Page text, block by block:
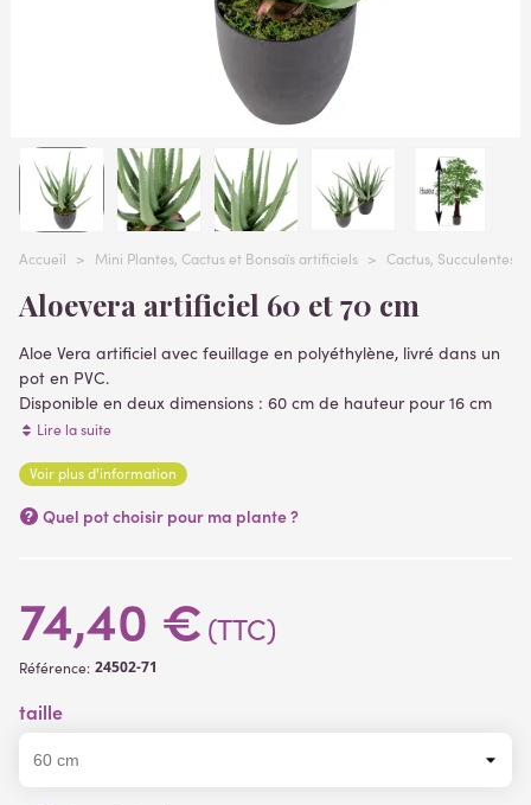
Accueil > Mini Plantes, Cactus et Bonsaïs artificiels > Cactus, Succulentes,
Aloevera artificiel 60 et 70 cm
Aloe Vera artificiel avec feuillage en polyéthylène, livré dans un
pot en PVC.
Disponible en deux dimensions : 60 cm de hauteur pour 16 cm
de largeur, avec un pot PVC classique de 16 cm de hauteur et
un pot PVC classique de 18 cm de hauteur et de diamètre.
Cette plante grasse haut de gamme apporte une touche
d'exotisme et offre un toucher naturel, tout en présentant des
Lire la suite
Voir plus d'information
Quel pot choisir pour ma plante ?
74,40 € (TTC)
Référence: 24502-71
taille